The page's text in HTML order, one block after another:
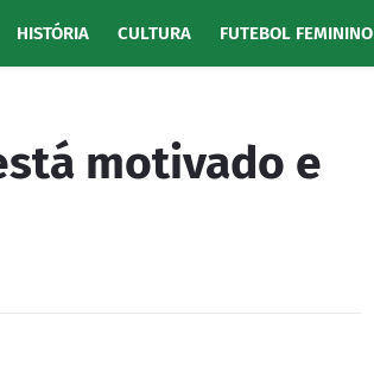
HISTÓRIA CULTURA FUTEBOL FEMININO
motivado e